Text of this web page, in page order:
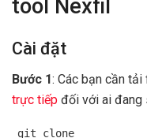
tool Nexfil
Cài đặt
Bước 1: Các bạn cần
trực tiếp đối với ai đang
git clone